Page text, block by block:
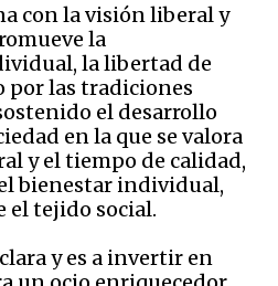
con la visión liberal y
la
la libertad de
por las tradiciones
el desarrollo
en la que se valora
y el tiempo de calidad,
bienestar individual,
el tejido social.
y es a invertir en